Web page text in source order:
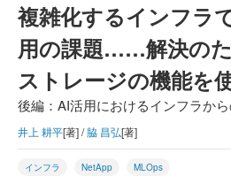
複雑化するインフラ
用の課題……解決のた
ストレージの機能を
後編：AI活用におけるインフラか
井上 耕平[著] /脇 昌弘[著]
インフラ NetApp MLOps